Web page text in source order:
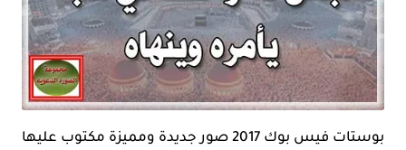
بوستات فيس بوك 2017 صور جديدة ومميزة مكتوب عليها